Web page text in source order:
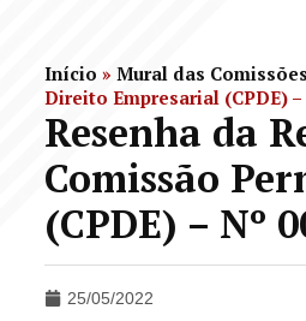
Início » Mural das Comissões
Direito Empresarial (CPDE) –
Resenha da
Comissão
(CPDE) – Nº
25/05/2022